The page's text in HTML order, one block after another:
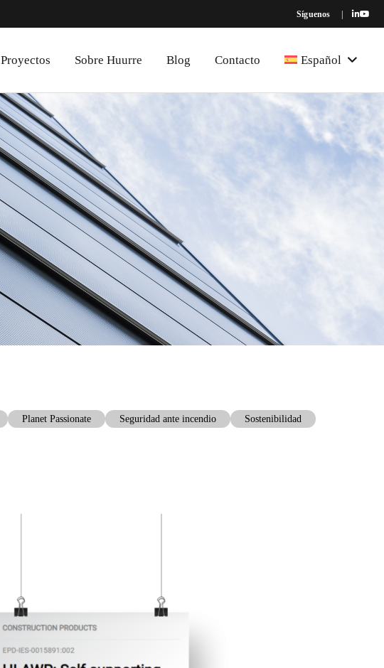
Síguenos |
Proyectos Sobre Huurre Blog Contacto Español
Planet Passionate Seguridad ante incendio Sostenibilidad